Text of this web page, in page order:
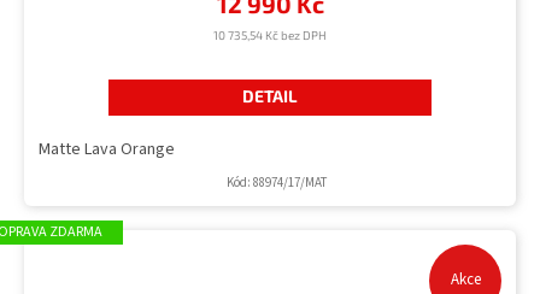
10 735,54 Kč bez DPH
DETAIL
Matte Lava Orange
Kód: 88974/17/MAT
Akce
ZDARMA